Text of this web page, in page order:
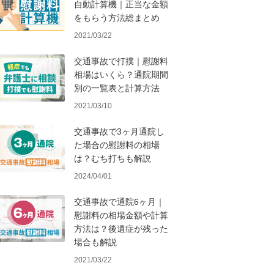
自動計算機｜正当な金額
をもらう方法総まとめ
2021/03/22
交通事故で打撲｜慰謝料
相場はいくら？通院期間
別の一覧表と計算方法
2021/03/10
交通事故で3ヶ月通院し
た場合の慰謝料の相場
は？むち打ちも解説
2024/04/01
交通事故で通院6ヶ月｜
慰謝料の相場金額や計算
方法は？後遺症が残った
場合も解説
2021/03/22